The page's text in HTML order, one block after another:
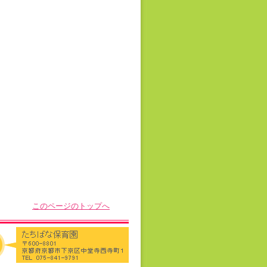
このページのトップへ